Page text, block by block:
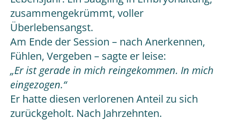
zusammengekrümmt, voller
Überlebensangst.
Am Ende der Session – nach Anerkennen,
Fühlen, Vergeben – sagte er leise:
„Er ist gerade in mich reingekommen. In mich
eingezogen.“
Er hatte diesen verlorenen Anteil zu sich
zurückgeholt. Nach Jahrzehnten.